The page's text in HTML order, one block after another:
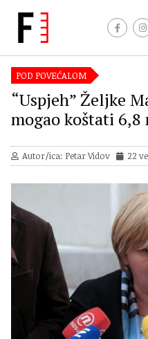
POD POVEĆALOM
“Uspjeh” Željke
mogao koštati
Autor/ica: Petar Vidov 22